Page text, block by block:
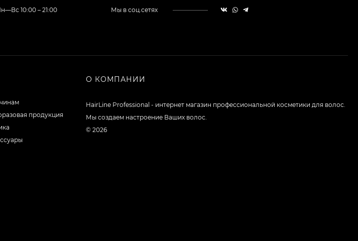
10:00 – 21:00 Мы в соц.сетях
продукция
О КОМПАНИИ
HairLine Professional - интернет магазин профессиональной косметики для волос.
Мы создаем настроение Ваших волос.
© 2026